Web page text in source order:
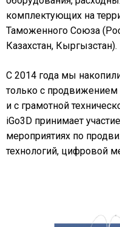
комплектующих на
Таможенного Союза
Казахстан, Кыргызстан).
С 2014 года мы
только с продвижением
и с грамотной
iGo3D принимает
мероприятиях по
технологий, цифровой